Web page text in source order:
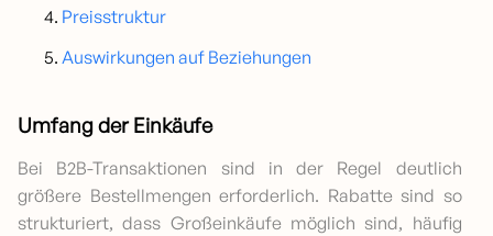
Preisstruktur
Auswirkungen auf Beziehungen
Umfang der Einkäufe
Bei B2B-Transaktionen sind in der Regel deutlich
größere Bestellmengen erforderlich. Rabatte sind so
strukturiert, dass Großeinkäufe möglich sind, häufig